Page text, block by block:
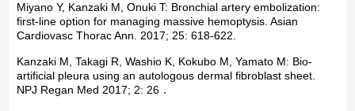
Miyano Y, Kanzaki M, Onuki T: Bronchial artery embolization:
first-line option for managing massive hemoptysis. Asian
Cardiovasc Thorac Ann. 2017; 25: 618-622.
Kanzaki M, Takagi R, Washio K, Kokubo M, Yamato M: Bio-
artificial pleura using an autologous dermal fibroblast sheet.
NPJ Regan Med 2017; 2: 26．